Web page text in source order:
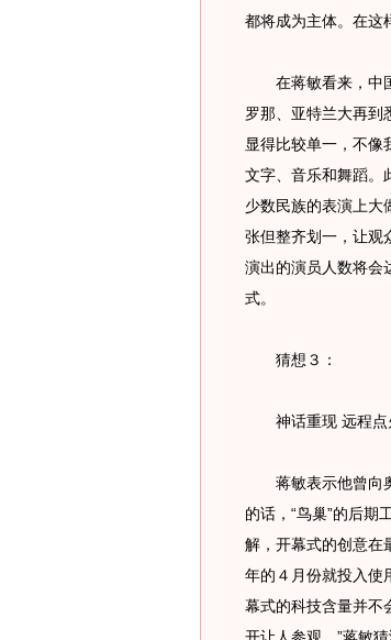
都将成为主体。在这
在蒋敏看来，中国
罗那、亚特兰大再到
显得比较单一，不像
文字、音乐和舞蹈。
少数民族的表演上大
张但整齐划一，让观
演出的演员人数将会
式。
猜想３：
神话重现 远程点
蒋敏表示他曾向奥
的话，“鸟巢”的后期
解，开幕式的创意在
年的４月份就投入使
幕式的科技含量并不